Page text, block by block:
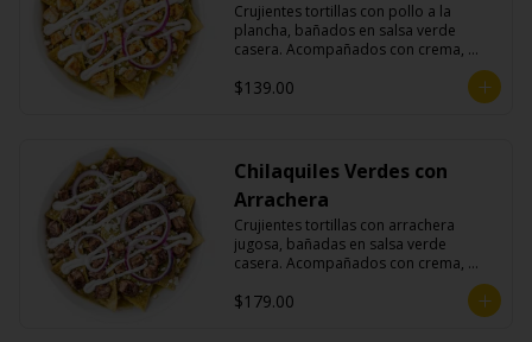
Crujientes tortillas con pollo a la
plancha, bañados en salsa verde
casera. Acompañados con crema,
$139.00
Chilaquiles Verdes con
Arrachera
Crujientes tortillas con arrachera
jugosa, bañadas en salsa verde
casera. Acompañados con crema,
$179.00